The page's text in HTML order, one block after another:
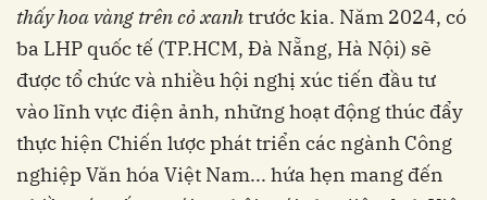
thấy hoa vàng trên cỏ xanhtrước kia. Năm 2024, có
ba LHP quốc tế (TP.HCM, Đà Nẵng, Hà Nội) sẽ
được tổ chức và nhiều hội nghị xúc tiến đầu tư
vào lĩnh vực điện ảnh, những hoạt động thúc đẩy
thực hiện Chiến lược phát triển các ngành Công
nghiệp Văn hóa Việt Nam... hứa hẹn mang đến